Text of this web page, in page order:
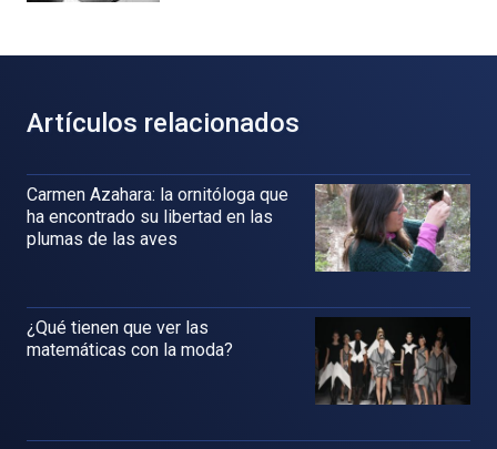
Artículos relacionados
Carmen Azahara: la ornitóloga que
ha encontrado su libertad en las
plumas de las aves
¿Qué tienen que ver las
matemáticas con la moda?